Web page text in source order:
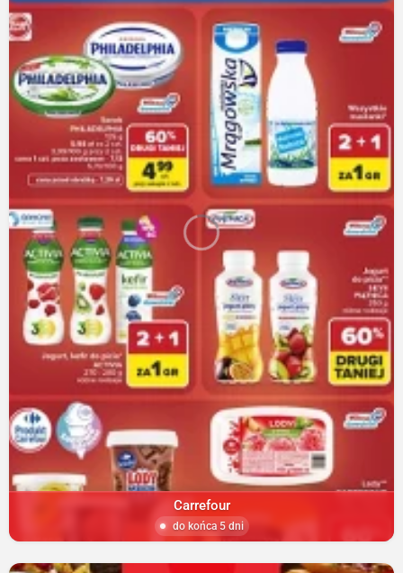
Carrefour
do końca 5 dni